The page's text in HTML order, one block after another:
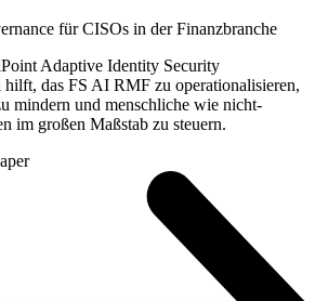
für CISOs in der Finanzbranche
Adaptive Identity Security
hilft, das FS AI RMF zu operationalisieren,
mindern und menschliche wie nicht-
im großen Maßstab zu steuern.